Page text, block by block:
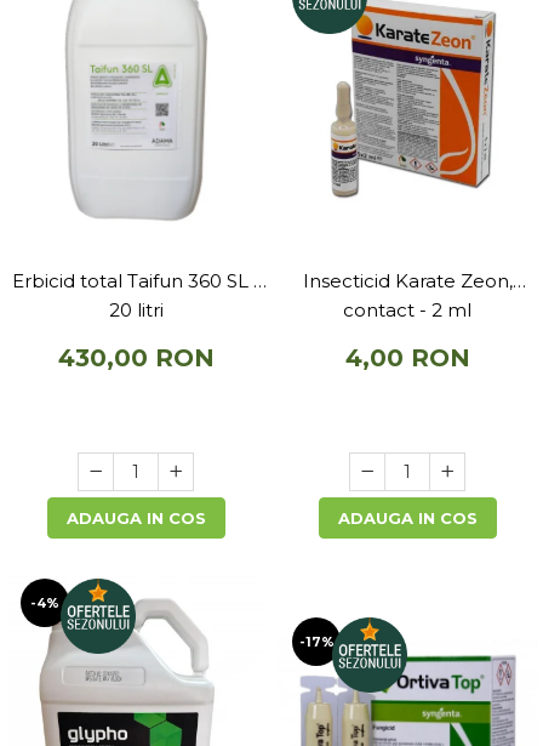
Erbicid total Taifun 360 SL -
20 litri
430,00 RON
ADAUGA IN COS
Insecticid Karate Zeon,
contact - 2 ml
4,00 RON
ADAUGA IN COS
-4%
-17%